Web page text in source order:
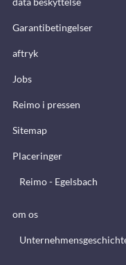
Garantibetingelser
aftryk
Jobs
Reimo i pressen
Sitemap
Placeringer
Reimo - Egelsbach
om os